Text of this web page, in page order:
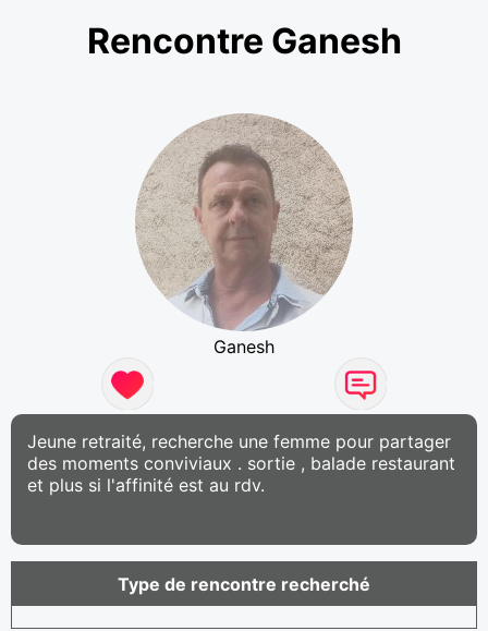
Rencontre Ganesh
Ganesh
Jeune retraité, recherche une femme pour partager
des moments conviviaux . sortie , balade restaurant
et plus si l'affinité est au rdv.
Type de rencontre recherché